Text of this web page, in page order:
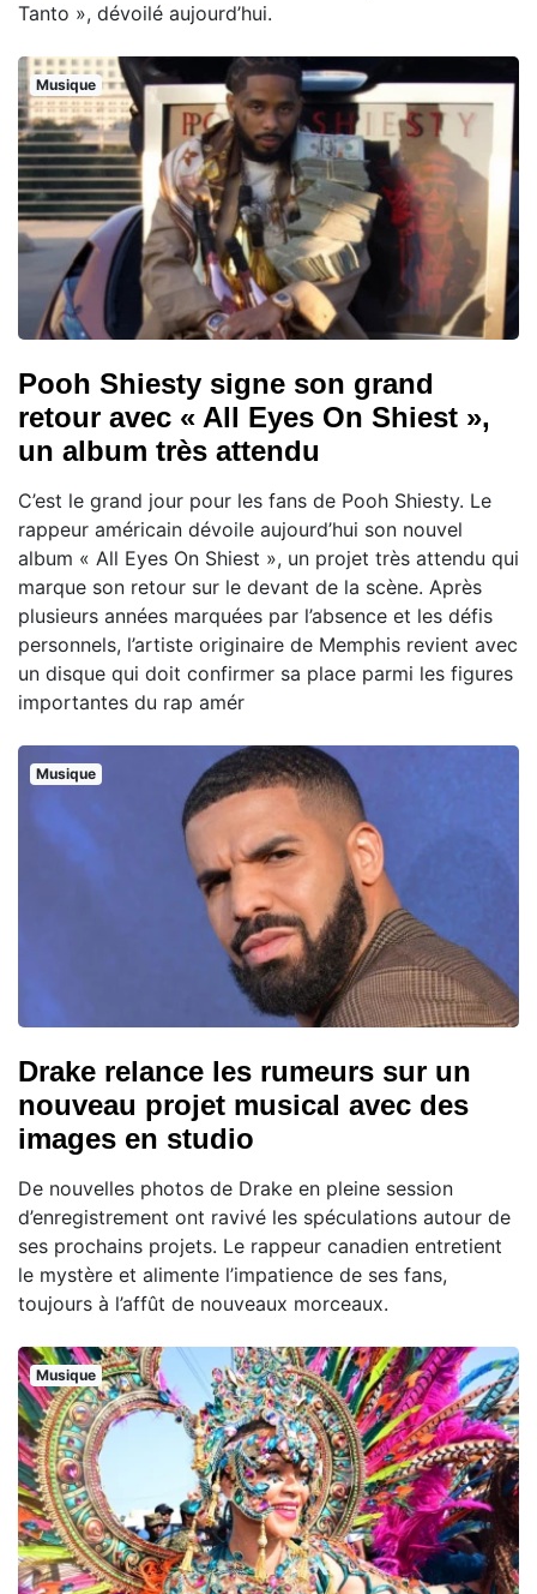
Tanto », dévoilé aujourd’hui.
Musique
Pooh Shiesty signe son grand
retour avec « All Eyes On Shiest »,
un album très attendu
C’est le grand jour pour les fans de Pooh Shiesty. Le
rappeur américain dévoile aujourd’hui son nouvel
album « All Eyes On Shiest », un projet très attendu qui
marque son retour sur le devant de la scène. Après
plusieurs années marquées par l’absence et les défis
personnels, l’artiste originaire de Memphis revient avec
un disque qui doit confirmer sa place parmi les figures
importantes du rap amér
Musique
Drake relance les rumeurs sur un
nouveau projet musical avec des
images en studio
De nouvelles photos de Drake en pleine session
d’enregistrement ont ravivé les spéculations autour de
ses prochains projets. Le rappeur canadien entretient
le mystère et alimente l’impatience de ses fans,
toujours à l’affût de nouveaux morceaux.
Musique